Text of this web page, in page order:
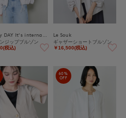
ジップブルゾン
税込)
Le Souk
ギャザーショートブルゾン
￥16,500(税込)
60%
OFF